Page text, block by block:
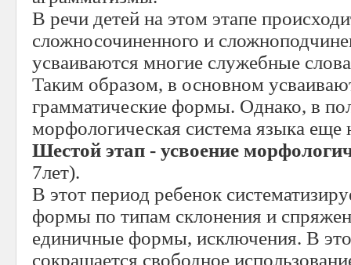
В речи детей на этом этапе
сложносочиненного и
усваиваются многие служебные
Таким образом, в основном
грамматические формы. Однако, в
морфологическая система языка еще
Шестой этап - усвоение
7лет).
В этот период ребенок
формы по типам склонения и
единичные формы, исключения. В
сокращается свободное